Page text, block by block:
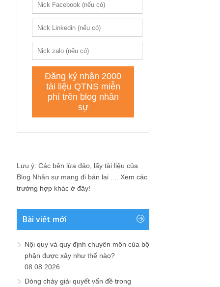
Lưu ý: Các bên lừa đảo, lấy tài liệu của
Blog Nhân sự mang đi bán lại .... Xem các
trường hợp khác ở đây!
Bài viết mới
Nội quy và quy định chuyên môn của bộ
phận được xây như thế nào?
08.08.2026
Dòng chảy giải quyết vấn đề trong